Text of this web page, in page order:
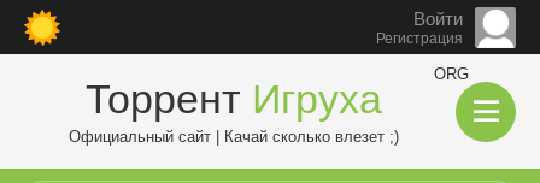
Войти
Регистрация
Торрент Игруха
ORG
Официальный сайт | Качай сколько влезет ;)